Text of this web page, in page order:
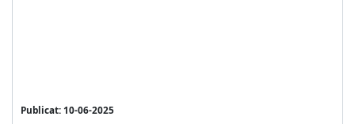
Publicat: 10-06-2025